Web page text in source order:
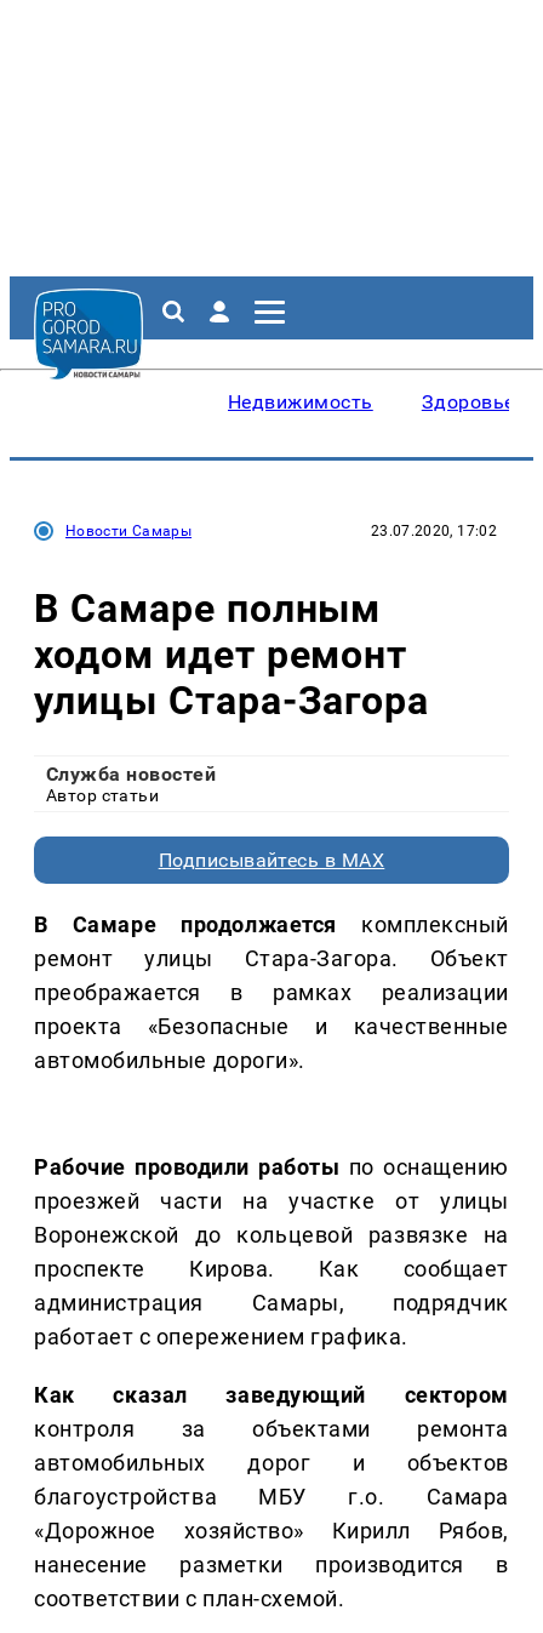
Недвижимость Здоровье
Новости Самары 23.07.2020, 17:02
В Самаре полным
ходом идет ремонт
улицы Стара-Загора
Служба новостей
Автор статьи
Подписывайтесь в MAX
В Самаре продолжается комплексный
ремонт улицы Стара-Загора. Объект
преображается в рамках реализации
проекта «Безопасные и качественные
автомобильные дороги».
Рабочие проводили работы по оснащению
проезжей части на участке от улицы
Воронежской до кольцевой развязке на
проспекте Кирова. Как сообщает
администрация Самары, подрядчик
работает с опережением графика.
Как сказал заведующий сектором
контроля за объектами ремонта
автомобильных дорог и объектов
благоустройства МБУ г.о. Самара
«Дорожное хозяйство» Кирилл Рябов,
нанесение разметки производится в
соответствии с план-схемой.